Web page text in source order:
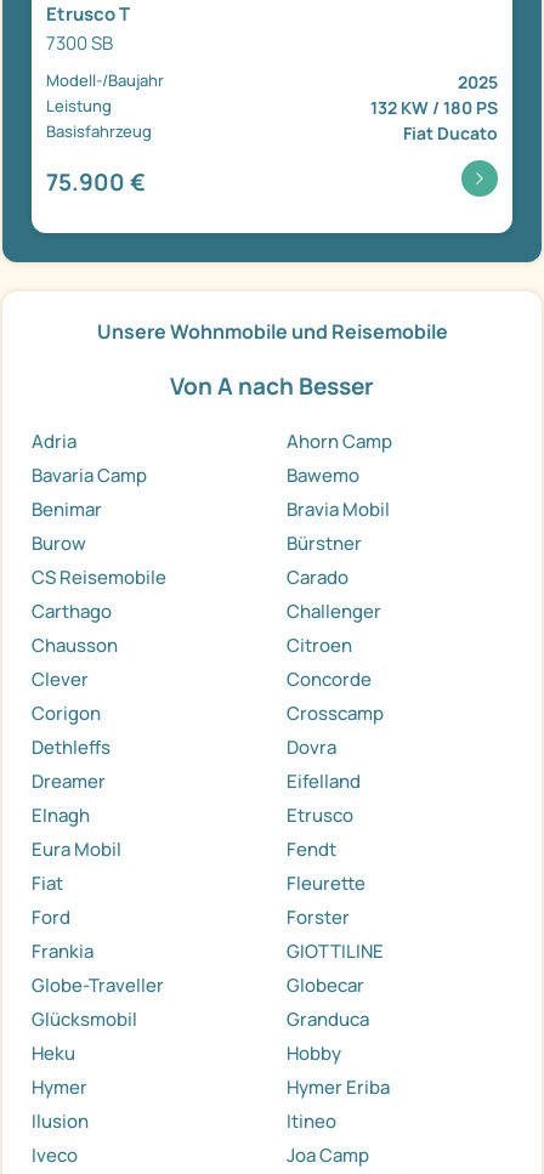
Etrusco T
7300 SB
Modell-/Baujahr 2025
Leistung 132 KW / 180 PS
Basisfahrzeug Fiat Ducato
75.900 €
Unsere Wohnmobile und Reisemobile
Von A nach Besser
Adria
Ahorn Camp
Bavaria Camp
Bawemo
Benimar
Bravia Mobil
Burow
Bürstner
CS Reisemobile
Carado
Carthago
Challenger
Chausson
Citroen
Clever
Concorde
Corigon
Crosscamp
Dethleffs
Dovra
Dreamer
Eifelland
Elnagh
Etrusco
Eura Mobil
Fendt
Fiat
Fleurette
Ford
Forster
Frankia
GIOTTILINE
Globe-Traveller
Globecar
Glücksmobil
Granduca
Heku
Hobby
Hymer
Hymer Eriba
Ilusion
Itineo
Iveco
Joa Camp